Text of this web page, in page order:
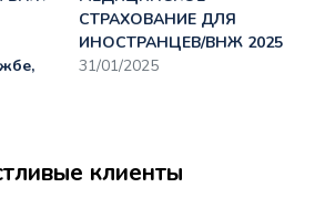
СТРАХОВАНИЕ ДЛЯ
ИНОСТРАНЦЕВ/ВНЖ 2025
31/01/2025
клиенты